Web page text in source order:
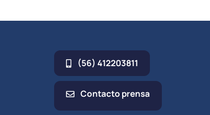
(56) 412203811
Contacto prensa